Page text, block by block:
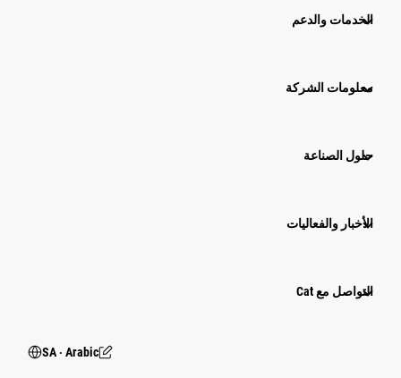
الخدمات والدعم
معلومات الشركة
حلول الصناعة
الأخبار والفعاليات
التواصل مع Cat
SA ‧ Arabic